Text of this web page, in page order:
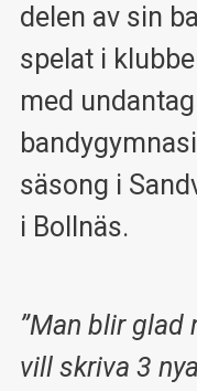
delen av sin
spelat i
med
säsong i
i Bollnäs.
”Man blir glad
vill skriva 3